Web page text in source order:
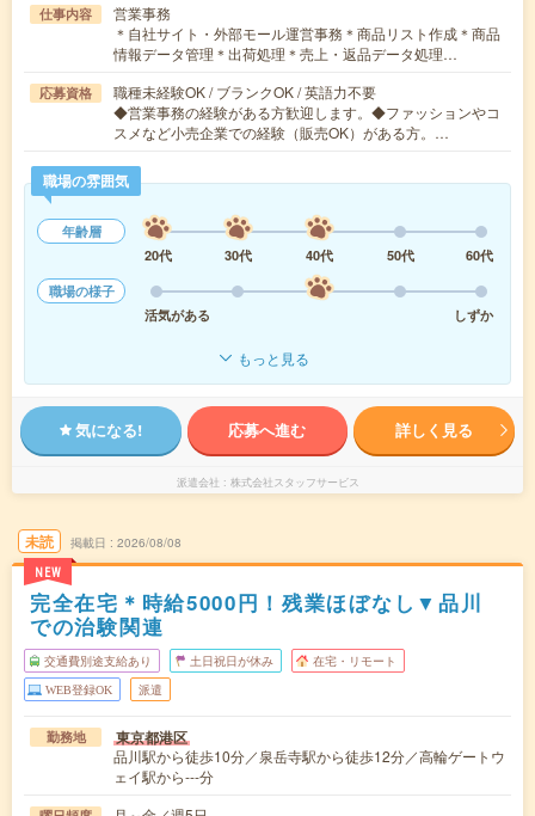
仕事内容
営業事務
＊自社サイト・外部モール運営事務＊商品リスト作成＊商品
情報データ管理＊出荷処理＊売上・返品データ処理…
応募資格
職種未経験OK / ブランクOK / 英語力不要
◆営業事務の経験がある方歓迎します。◆ファッションやコ
スメなど小売企業での経験（販売OK）がある方。…
職場の雰囲気
年齢層
20代
30代 40代 50代
60代
職場の様子
活気がある
しずか
もっと見る
気になる! 応募へ進む 詳しく見る
派遣会社 株式会社スタッフサービス
未読
NEW
掲載日 2026/08/08
完全在宅＊時給5000円！残業ほぼなし▼品川
での治験関連
交通費別途支給あり 土日祝日が休み 在宅・リモート
WEB登録OK 派遣
勤務地 東京都港区
品川駅から徒歩10分／泉岳寺駅から徒歩12分／高輪ゲートウ
ェイ駅から---分